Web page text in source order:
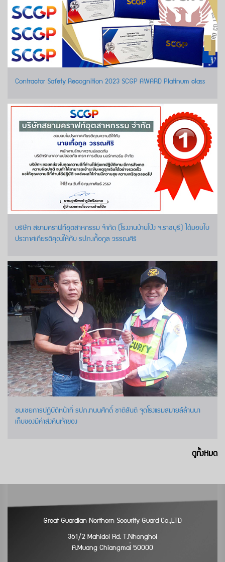
Contractor Safety Recognition 2023 SCGP AWARD Platinum class
บริษัท สยามคราฟท์อุตสาหกรรม จำกัด (โรงงานบ้านโป่ง จ.ราชบุรี) ได้มอบใบ
ประกาศเกียรติคุณให้กับ รปภ.เกื้อกูล วรรณศิริ
ชมเชยการปฏิบัติหน้าที่ รปภ.ทนนศักดิ์ ชาติสันติ จุดโรงแรมสมายล์ล้านนา
เก็บของมีค่าส่งคืนเจ้าของ
ดูทั้งหมด
Great Guardian Northern Security Guard Co.,LTD
361/2 Mahidol Rd. T.Nhonghoi
A.Muang Chiangmai่ 50000